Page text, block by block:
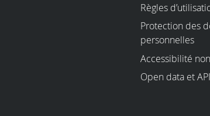
Règles
Protection des
personnelles
Accessibilité
Open data et